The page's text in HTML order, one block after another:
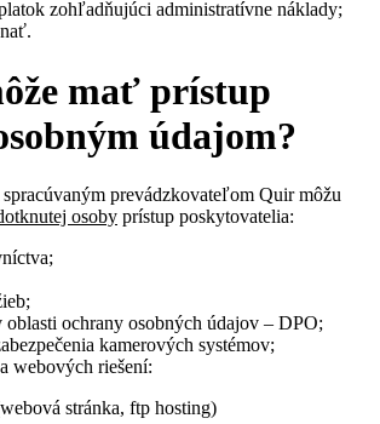
zohľadňujúci administratívne náklady;
mať prístup
údajom?
prevádzkovateľom Quir môžu
osoby prístup poskytovatelia:
oblasti ochrany osobných údajov – DPO;
kamerových systémov;
webových riešení:
stránka, ftp hosting)